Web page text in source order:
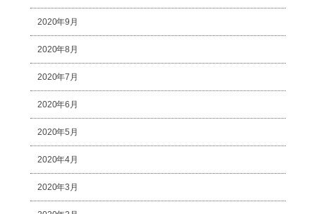
2020年9月
2020年8月
2020年7月
2020年6月
2020年5月
2020年4月
2020年3月